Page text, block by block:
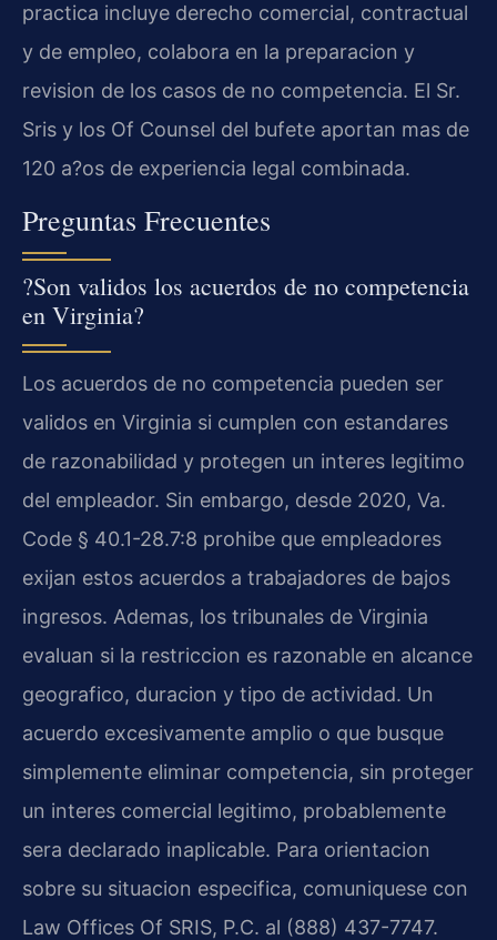
practica incluye derecho comercial, contractual
y de empleo, colabora en la preparacion y
revision de los casos de no competencia. El Sr.
Sris y los Of Counsel del bufete aportan mas de
120 a?os de experiencia legal combinada.
Preguntas Frecuentes
?Son validos los acuerdos de no competencia
en Virginia?
Los acuerdos de no competencia pueden ser
validos en Virginia si cumplen con estandares
de razonabilidad y protegen un interes legitimo
del empleador. Sin embargo, desde 2020, Va.
Code § 40.1-28.7:8 prohibe que empleadores
exijan estos acuerdos a trabajadores de bajos
ingresos. Ademas, los tribunales de Virginia
evaluan si la restriccion es razonable en alcance
geografico, duracion y tipo de actividad. Un
acuerdo excesivamente amplio o que busque
simplemente eliminar competencia, sin proteger
un interes comercial legitimo, probablemente
sera declarado inaplicable. Para orientacion
sobre su situacion especifica, comuniquese con
Law Offices Of SRIS, P.C. al (888) 437-7747.